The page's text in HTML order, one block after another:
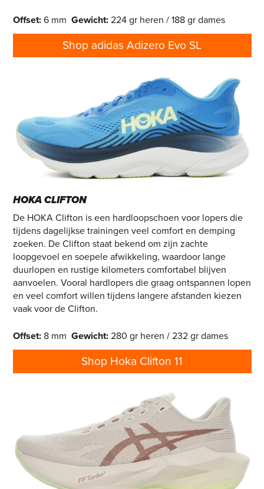
Offset: 6 mm Gewicht:224 gr heren / 188 gr dames
Shop adidas Adizero Evo SL
HOKA CLIFTON
De HOKA Clifton is een hardloopschoen voor lopers die
tijdens dagelijkse trainingen veel comfort en demping
zoeken. De Clifton staat bekend om zijn zachte
loopgevoel en soepele afwikkeling, waardoor lange
duurlopen en rustige kilometers comfortabel blijven
aanvoelen. Vooral hardlopers die graag ontspannen lopen
en veel comfort willen tijdens langere afstanden kiezen
vaak voor de Clifton.
Offset:8 mm Gewicht:280 gr heren / 232 gr dames
Shop Hoka Clifton 11